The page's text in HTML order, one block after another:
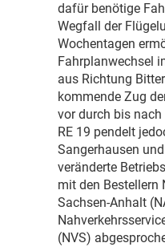
dafür benötige
Wegfall der
Wochentagen
Fahrplanwechsel
aus Richtung
kommende Zug
vor durch bis
RE 19 pendelt
Sangerhausen
veränderte
mit den Bestellern
Sachsen-Anhalt
(NVS)